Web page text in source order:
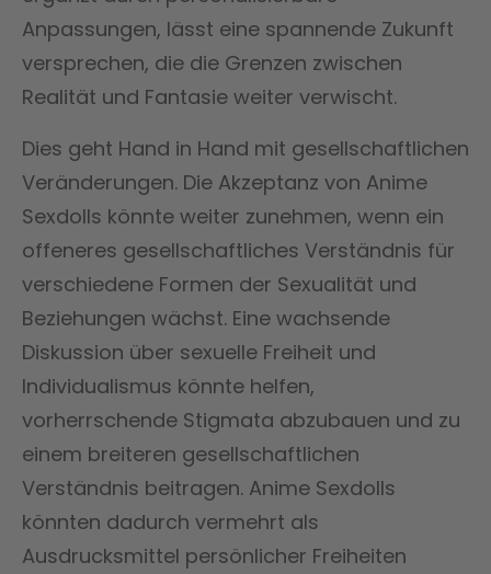
Anpassungen, lässt eine spannende Zukunft
versprechen, die die Grenzen zwischen
Realität und Fantasie weiter verwischt.
Dies geht Hand in Hand mit gesellschaftlichen
Veränderungen. Die Akzeptanz von Anime
Sexdolls könnte weiter zunehmen, wenn ein
offeneres gesellschaftliches Verständnis für
verschiedene Formen der Sexualität und
Beziehungen wächst. Eine wachsende
Diskussion über sexuelle Freiheit und
Individualismus könnte helfen,
vorherrschende Stigmata abzubauen und zu
einem breiteren gesellschaftlichen
Verständnis beitragen. Anime Sexdolls
könnten dadurch vermehrt als
Ausdrucksmittel persönlicher Freiheiten